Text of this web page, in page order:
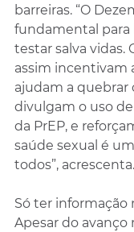
barreiras. “O
fundamental para
testar salva vidas.
assim incentivam
ajudam a quebrar
divulgam o uso
da PrEP, e
saúde sexual é
todos”, acrescenta.
Só ter informação
Apesar do avanço